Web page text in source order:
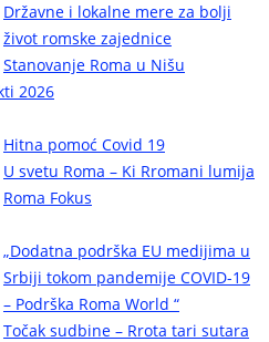
Državne i lokalne mere za bolji
život romske zajednice
Stanovanje Roma u Nišu
2026
Hitna pomoć Covid 19
U svetu Roma – Ki Rromani lumija
Roma Fokus
„Dodatna podrška EU medijima u
Srbiji tokom pandemije COVID-19
– Podrška Roma World “
Točak sudbine – Rrota tari sutara